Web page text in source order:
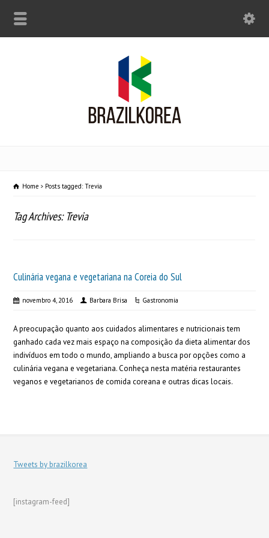
Home Posts tagged: Trevia
Tag Archives: Trevia
Culinária vegana e vegetariana na Coreia do Sul
novembro 4, 2016 Barbara Brisa Gastronomia
A preocupação quanto aos cuidados alimentares e nutricionais tem
ganhado cada vez mais espaço na composição da dieta alimentar dos
indivíduos em todo o mundo, ampliando a busca por opções como a
culinária vegana e vegetariana. Conheça nesta matéria restaurantes
veganos e vegetarianos de comida coreana e outras dicas locais.
Tweets by brazilkorea
[instagram-feed]